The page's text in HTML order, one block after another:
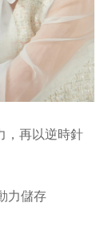
，再以逆時針
力儲存